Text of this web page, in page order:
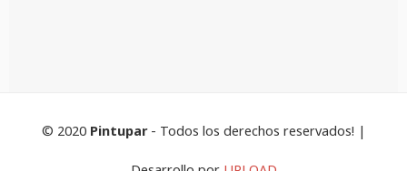
© 2020 Pintupar- Todos los derechos reservados! |